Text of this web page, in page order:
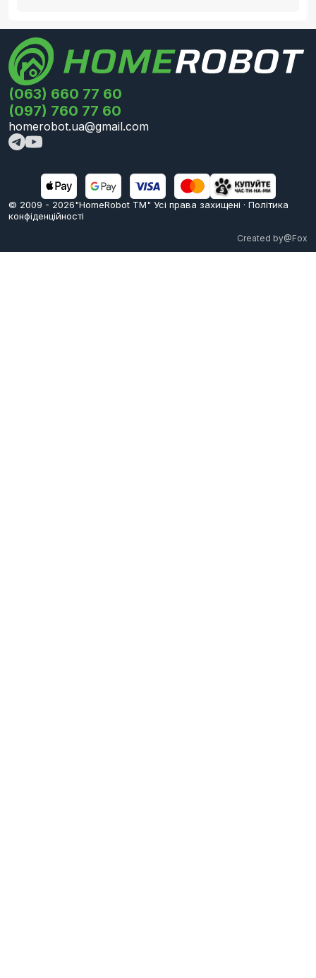
(063) 660 77 60
(097) 760 77 60
homerobot.ua@gmail.com
© 2009 - 2026"HomeRobot ТМ" Усi права захищені · Політика
конфіденційності
Created by@Fox